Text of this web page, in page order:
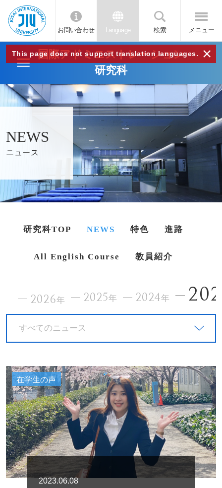
JIU
城西
国際
大学
お問い合わせ Language 検索 メニュー
This page does not support translation languages. ×
国際アドミニストレーション
研究科
NEWS
ニュース
研究科TOP NEWS 特色 進路
All English Course 教員紹介
2026年 2025年 2024年
すべてのニュース
在学生の声
2023.06.08